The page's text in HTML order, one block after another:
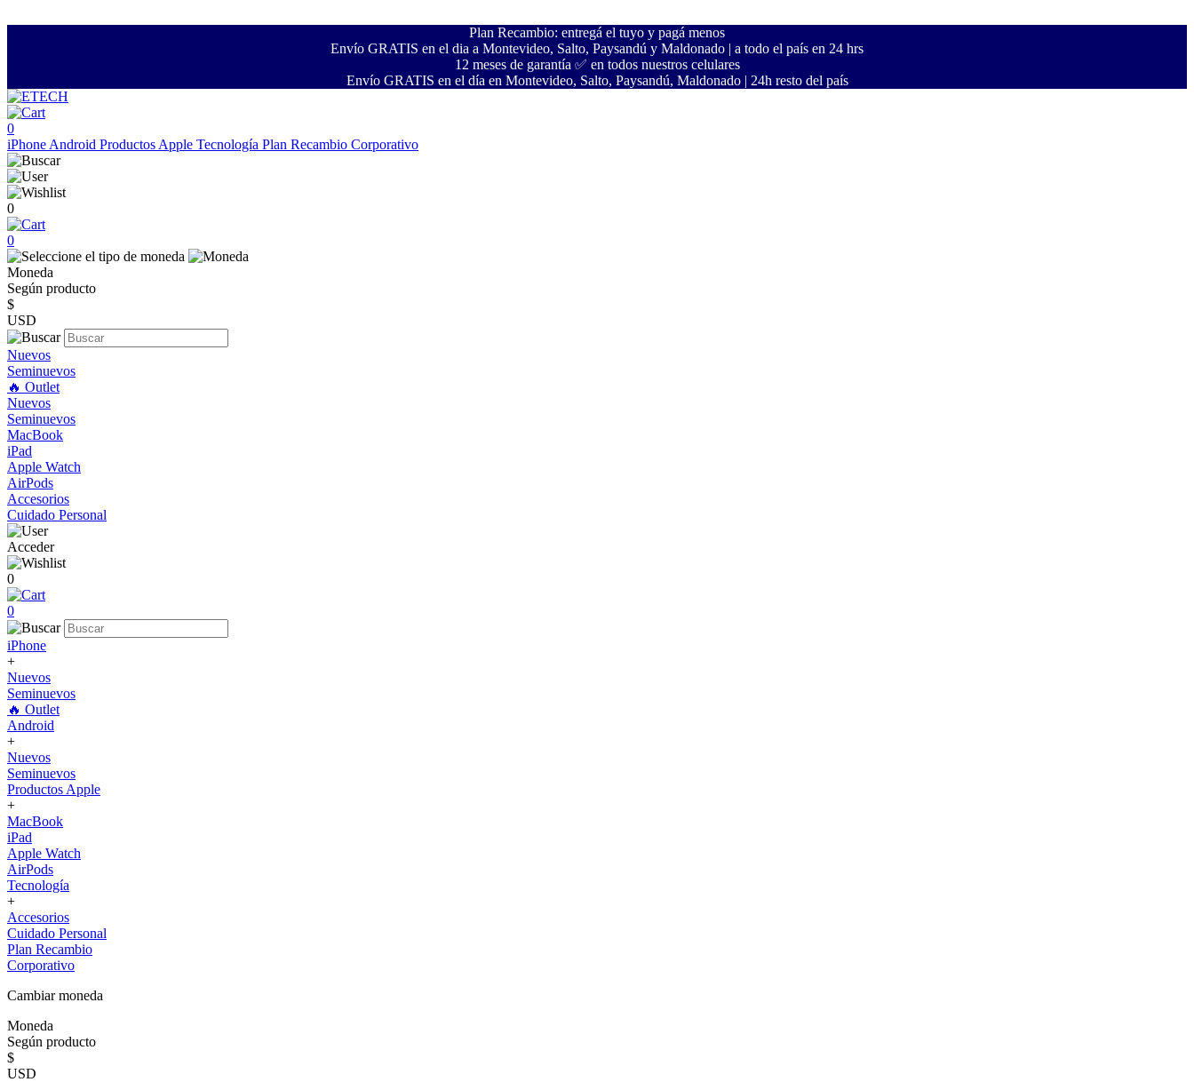
Plan Recambio: entregá el tuyo y pagá menos
Envío GRATIS en el dia a Montevideo, Salto, Paysandú y Maldonado | a todo el país en 24 hrs
12 meses de garantía ✅ en todos nuestros celulares
Envío GRATIS en el día en Montevideo, Salto, Paysandú, Maldonado | 24h resto del país
0
iPhone Android Productos Apple Tecnología Plan Recambio Corporativo
0
0
Moneda
Según producto
$
USD
Nuevos
Seminuevos
🔥 Outlet
Nuevos
Seminuevos
MacBook
iPad
Apple Watch
AirPods
Accesorios
Cuidado Personal
Acceder
0
0
iPhone
+
Nuevos
Seminuevos
🔥 Outlet
Android
+
Nuevos
Seminuevos
Productos Apple
+
MacBook
iPad
Apple Watch
AirPods
Tecnología
+
Accesorios
Cuidado Personal
Plan Recambio
Corporativo
Cambiar moneda
Moneda
Según producto
$
USD